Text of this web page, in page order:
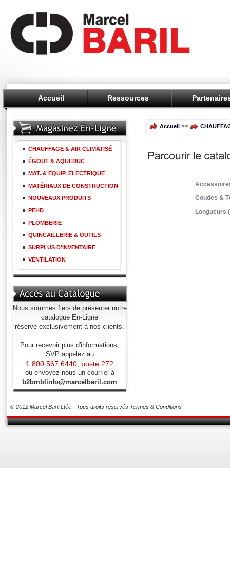
Accueil Ressources
CHAUFFAGE & AIR CLIMATISÉ
ÉGOUT & AQUEDUC
MAT. & ÉQUIP. ÉLECTRIQUE
MATÉRIAUX DE CONSTRUCTION
NOUVEAUX PRODUITS
PEHD
PLOMBERIE
QUINCAILLERIE & OUTILS
SURPLUS D'INVENTAIRE
VENTILATION
Nous sommes fiers de présenter notre
catalogue En-Ligne
réservé exclusivement à nos clients.
Pour recevoir plus d'informations,
SVP appelez au
1 800 567.6440, poste 272
ou envoyez-nous un courriel à
b2bmblinfo@marcelbaril.com
Accueil >>
Coudes &
Longueurs
© 2012 Marcel Baril Ltée - Tous droits réservés Termes & Conditions